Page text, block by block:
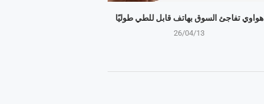
هواوي تفاجئ السوق بهاتف قابل للطي طوليًا
26/04/13